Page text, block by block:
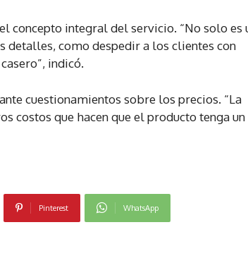
concepto integral del servicio. “No solo es
detalles, como despedir a los clientes con
indicó.
cuestionamientos sobre los precios. “La
costos que hacen que el producto tenga un
Pinterest WhatsApp